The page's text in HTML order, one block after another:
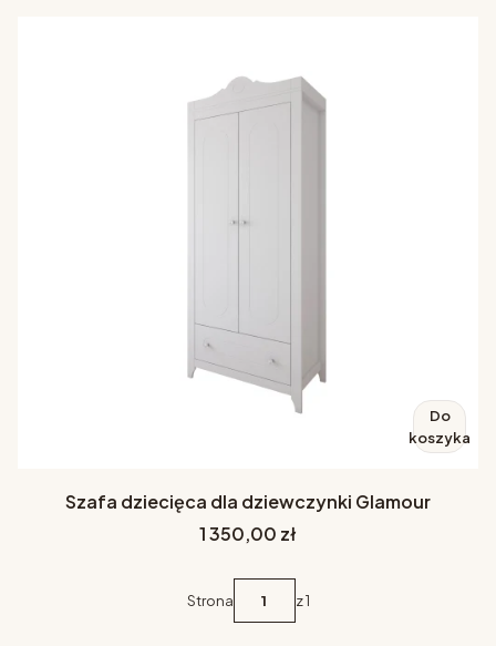
Do
koszyka
Szafa dziecięca dla dziewczynki Glamour
Cena
1 350,00 zł
Strona z 1